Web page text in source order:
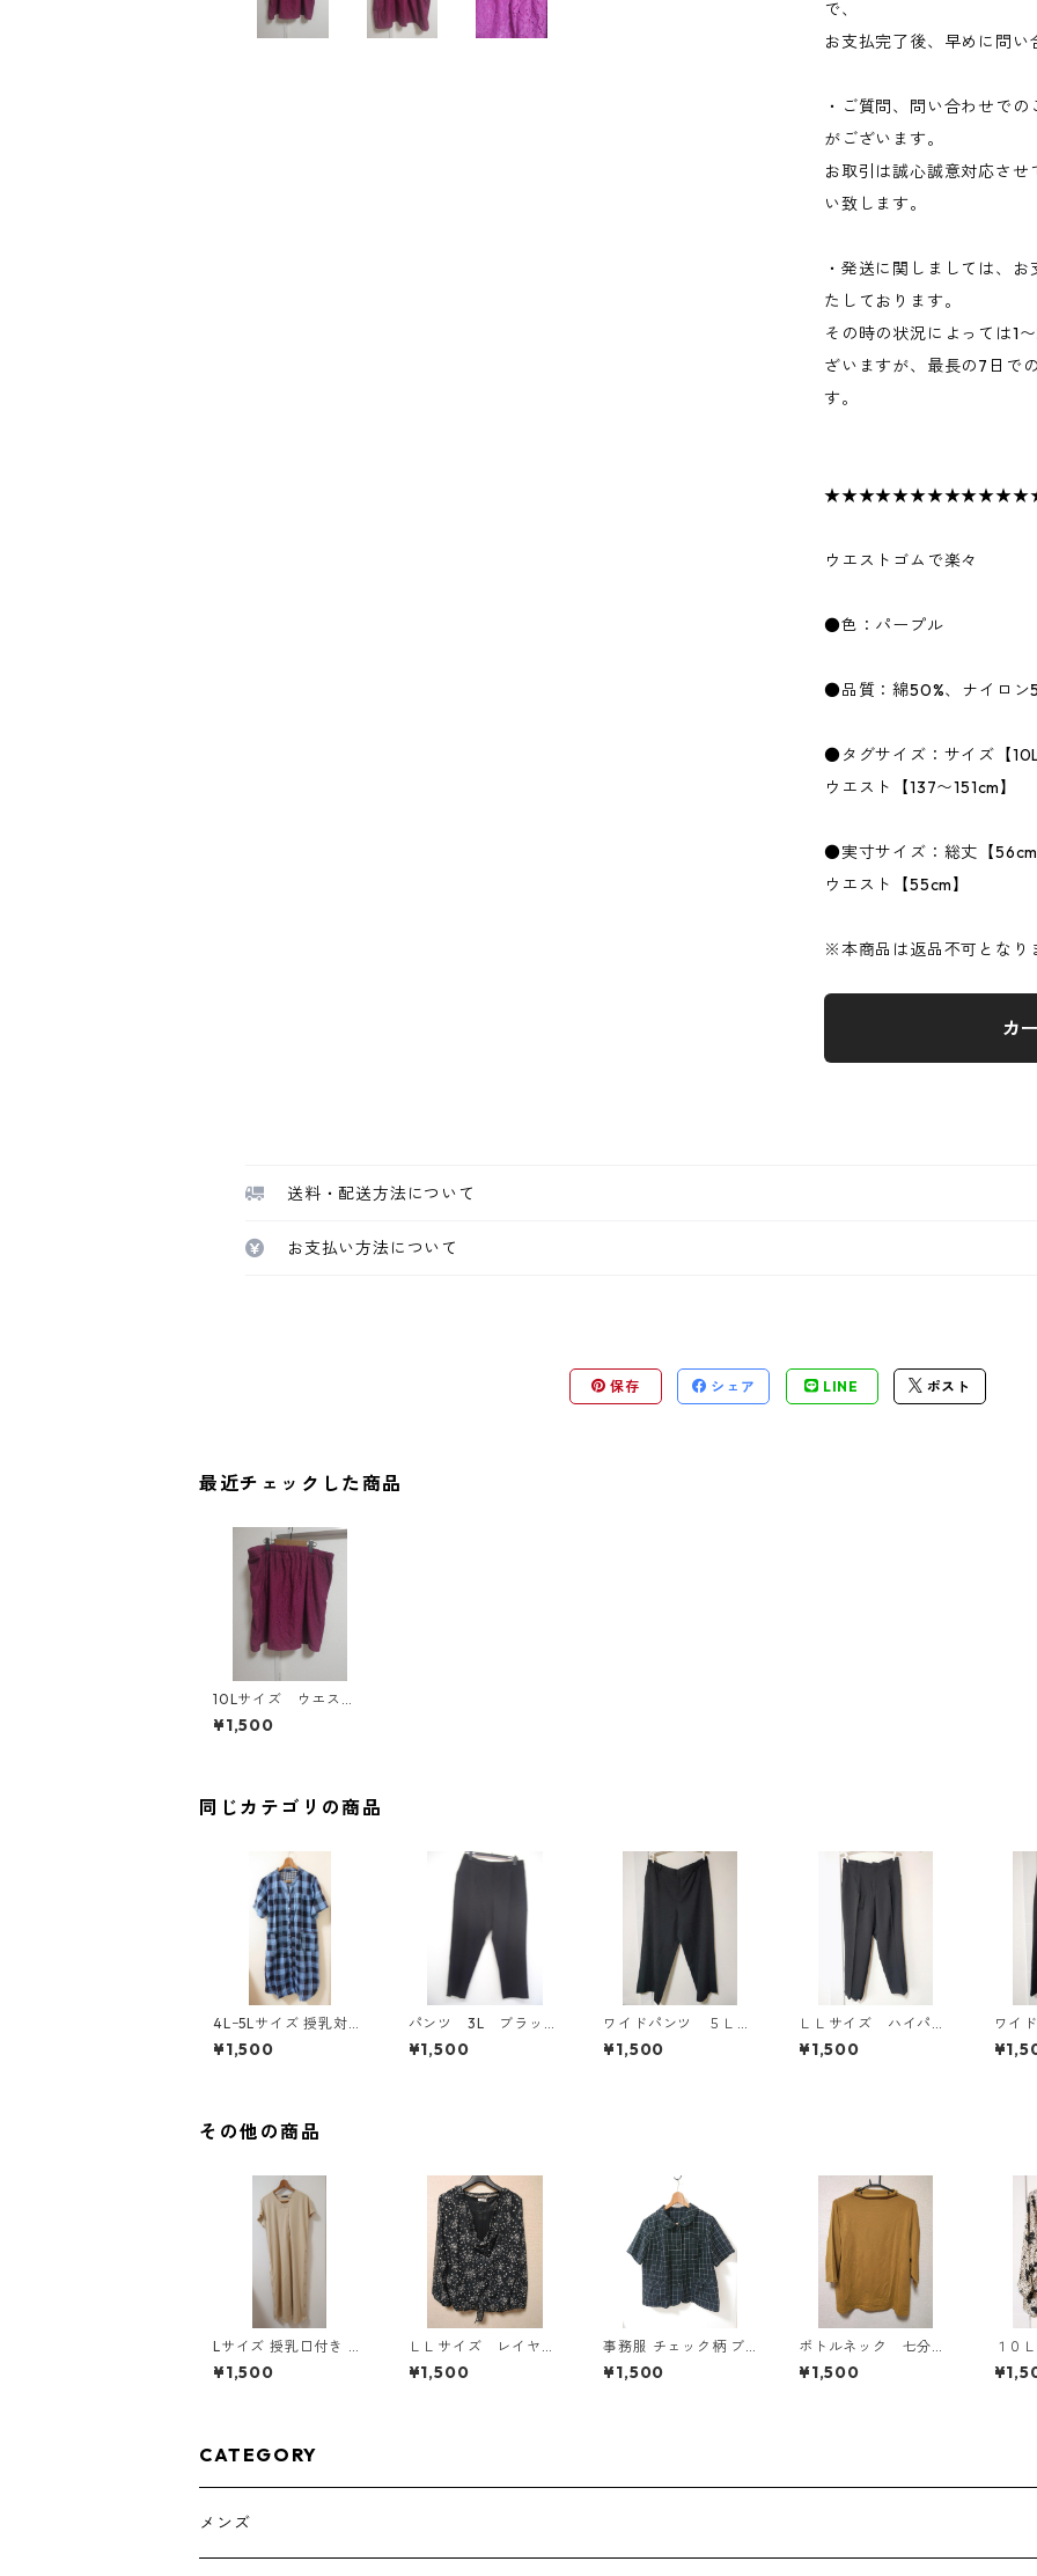
で、
お支払完了後、早めに問い
・ご質問、問い合わせで
がございます。
お取引は誠心誠意対応さ
い致します。
・発送に関しましては、
たしております。
その時の状況によっては1
ざいますが、最長の7日で
す。
ウエストゴムで楽々
●色：パープル
●品質：綿50%、ナイロン
●タグサイズ：サイズ【10L
ウエスト【137〜151cm】
●実寸サイズ：総丈【56cm
ウエスト【55cm】
※本商品は返品不可となり
カ
送料・配送方法について
お支払い方法について
保存 シェア LINE ポスト
最近チェックした商品
10Lサイズ ウエスト
ゴム レース素材 フ
レアスカート パープ
¥1,500
同じカテゴリの商品
4Lｰ5Lサイズ 授乳対応
チェック柄 半袖ルーム
ウェア マタニティ ブ
¥1,500
パンツ 3L ブラッ
ク IY-4525
¥1,500
ワイドパンツ ５Ｌ
ブラック KAE-4725
¥1,500
ＬＬサイズ ハイパー
ストレッチ センター
プレスパンツ ブラッ
¥1,500
ワイ
ブラ
その他の商品
Lサイズ 授乳口付き サ
イドボタンデザイン ワ
ンピース マタニティ
¥1,500
ＬＬサイズ レイヤー
ド風 シフォンブラウ
ス ブラック KAE-4
¥1,500
事務服 チェック柄 ブ
ラウス 3L ブラック ◆
KIY-1298◆
¥1,500
ボトルネック 七分袖
カットソー ４Ｌ マ
スタード KAE-4817
¥1,500
１０
ット
ブラ
CATEGORY
メンズ